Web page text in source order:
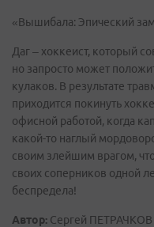
«Вышибала: Эпический
Даг – хоккеист, который
но запросто может
кулаков. В результате
приходится покинуть
офисной работой, когда
какой-то наглый
своим злейшим врагом,
своих соперников одной
беспредела!
Автор: Сергей ПЕТРАЧКОВ